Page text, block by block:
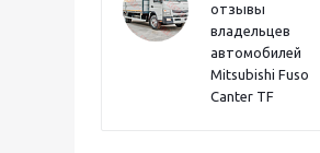
отзывы
владельцев
автомобилей
Mitsubishi Fuso
Canter TF